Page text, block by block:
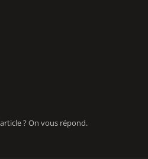
? On vous répond.